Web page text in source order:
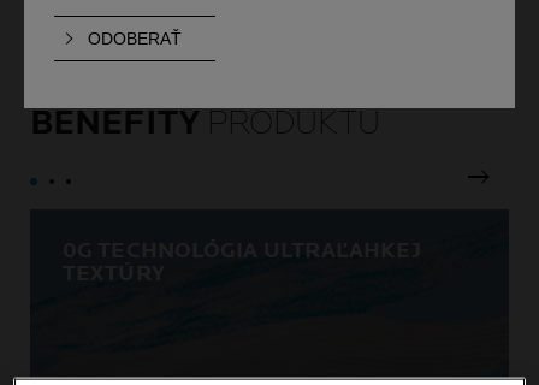
BENEFITY PRODUKTU
next
0G TECHNOLÓGIA ULTRAĽAHKEJ